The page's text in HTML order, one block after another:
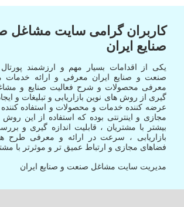
کاربران گرامی سایت مشاغل
صنایع ایران
یکی از اقدامات بسیار مهم و ارزشمند
صنعت و صنایع ایران معرفی و ارائه خدمات
معرفی محصولات و شرح فعالیت صنایع و
گیری از روش های نوین بازاریابی و تبلیغات و
عرضه کننده خدمات و محصولات و استفاده کننده
مجازی و اینترنتی بوده که استفاده از این روش
بیشتر با مشتریان ، قابلیت اندازه گیری و
بازاریابی ، سرعت در ارائه و معرفی طرح
فضاهای مجازی و ارتباط عمیق تر و موثرتر با
مدیریت سایت مشاغل صنعت و صنایع ایران